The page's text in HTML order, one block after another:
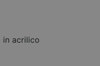
in acrilico